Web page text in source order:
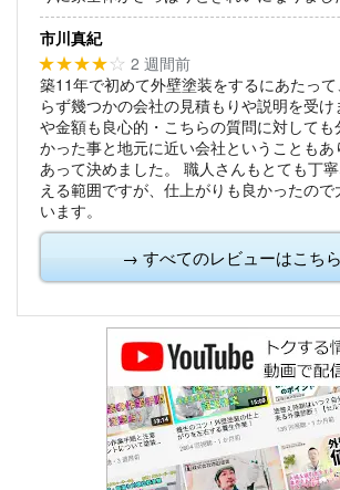
市川真紀
★★★★☆ 2 週間前
築11年で初めて外壁塗装をするにあたっ
らず幾つかの会社の見積もりや説明を受け
や金額も良心的・こちらの質問に対しても
かった事と地元に近い会社ということもあ
あって決めました。
職人さんもとても丁
える範囲ですが、仕上がりも良かったので
います。
→ すべてのレビューはこち